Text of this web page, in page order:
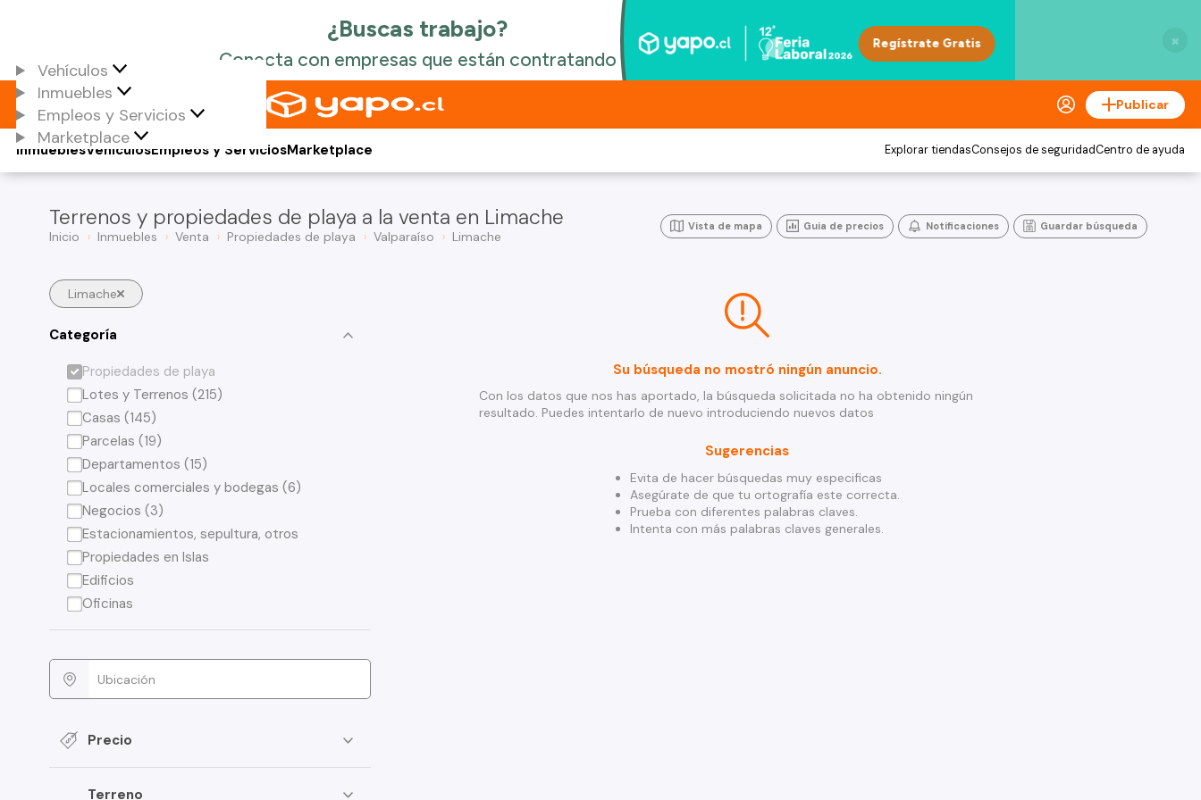
×
Vehículos
Inmuebles
Empleos y Servicios
Marketplace
Publicar
Vehículos
Inmuebles Empleos y ServiciosMarketplace Explorar tiendasConsejos de seguridadCentro de ayuda
Terrenos y propiedades de playa a la venta en Limache
Inicio Inmuebles Venta Propiedades de playa Valparaíso Limache
Vista de mapa Guia de precios Notificaciones Guardar búsqueda
Limache
Categoría
Propiedades de playa
Lotes y Terrenos (215)
Casas (145)
Parcelas (19)
Departamentos (15)
Locales comerciales y bodegas (6)
Negocios (3)
Estacionamientos, sepultura, otros
Propiedades en Islas
Edificios
Oficinas
Precio
Terreno
Su búsqueda no mostró ningún anuncio.
Con los datos que nos has aportado, la búsqueda solicitada no ha obtenido ningún
resultado. Puedes intentarlo de nuevo introduciendo nuevos datos
Sugerencias
Evita de hacer búsquedas muy especificas
Asegúrate de que tu ortografía este correcta.
Prueba con diferentes palabras claves.
Intenta con más palabras claves generales.